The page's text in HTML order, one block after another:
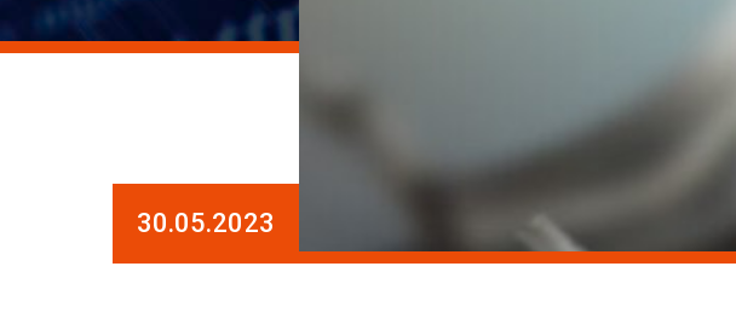
30.05.2023